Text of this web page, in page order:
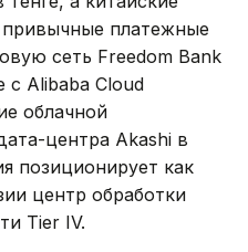
платежные
сеть Freedom Bank
с Alibaba Cloud
облачной
центра Akashi в
позиционирует как
центр обработки
Tier IV.